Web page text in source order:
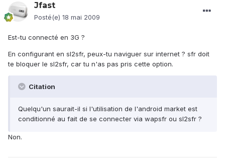
Jfast
Posté(e) 18 mai 2009
Est-tu connecté en 3G ?
En configurant en sl2sfr, peux-tu naviguer sur internet ? sfr doit
te bloquer le sl2sfr, car tu n'as pas pris cette option.
Citation
Quelqu'un saurait-il si l'utilisation de l'android market est
conditionné au fait de se connecter via wapsfr ou sl2sfr ?
Non.